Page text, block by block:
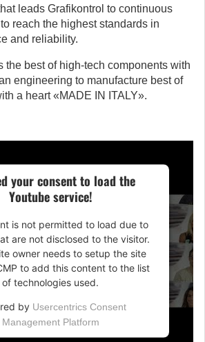
leads Grafikontrol to continuous
reach the highest standards in
and reliability.
the best of high-tech components with
engineering to manufacture best of
a heart «MADE IN ITALY».
your consent to load the
Youtube service!
is not permitted to load due to
are not disclosed to the visitor.
owner needs to setup the site
to add this content to the list
of technologies used.
by Usercentrics Consent
Management Platform